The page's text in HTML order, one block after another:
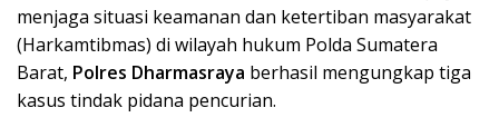
menjaga situasi keamanan dan ketertiban masyarakat
(Harkamtibmas) di wilayah hukum Polda Sumatera
Barat, Polres Dharmasraya berhasil mengungkap tiga
kasus tindak pidana pencurian.